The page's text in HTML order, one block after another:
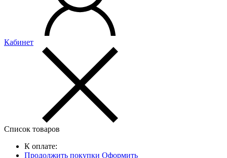
Кабинет
Список товаров
К оплате:
Продолжить покупки Оформить